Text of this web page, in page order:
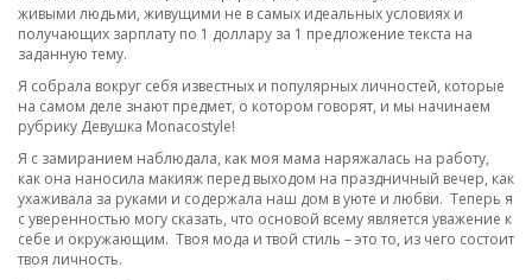
живыми людьми, живущими не в самых идеальных условиях и
получающих зарплату по 1 доллару за 1 предложение текста на
заданную тему.
Я собрала вокруг себя известных и популярных личностей, которые
на самом деле знают предмет, о котором говорят, и мы начинаем
рубрику Девушка Monacostyle!
Я с замиранием наблюдала, как моя мама наряжалась на работу,
как она наносила макияж перед выходом на праздничный вечер, как
ухаживала за руками и содержала наш дом в уюте и любви. Теперь я
с уверенностью могу сказать, что основой всему является уважение к
себе и окружающим. Твоя мода и твой стиль – это то, из чего состоит
твоя личность.